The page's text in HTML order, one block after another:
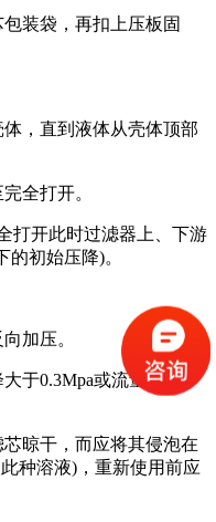
装袋，再扣上压板固
，直到液体从壳体顶部
全打开。
打开此时过滤器上、下游
的初始压降)。
加压。
于0.3Mpa或流量明显下
晾干，而应将其侵泡在
种溶液)，重新使用前应